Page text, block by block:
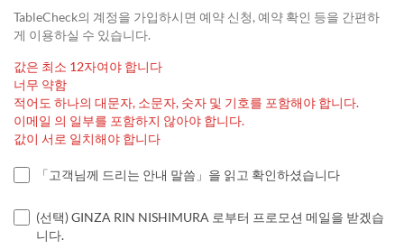
TableCheck의 계정을 가입하시면 예약 신청, 예약 확인 등을 간편하
게 이용하실 수 있습니다.
값은 최소 12자여야 합니다
너무 약함
적어도 하나의 대문자, 소문자, 숫자 및 기호를 포함해야 합니다.
이메일 의 일부를 포함하지 않아야 합니다.
값이 서로 일치해야 합니다
「고객님께 드리는 안내 말씀」을 읽고 확인하셨습니다
(선택) GINZA RIN NISHIMURA 로부터 프로모션 메일을 받겠습
니다.